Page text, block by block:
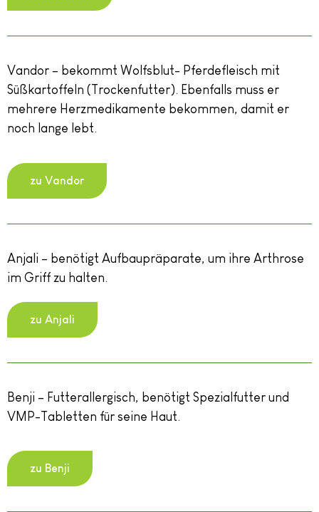
Vandor – bekommt Wolfsblut- Pferdefleisch mit
Süßkartoffeln (Trockenfutter). Ebenfalls muss er
mehrere Herzmedikamente bekommen, damit er
noch lange lebt.
zu Vandor
Anjali – benötigt Aufbaupräparate, um ihre Arthrose
im Griff zu halten.
zu Anjali
Benji – Futterallergisch, benötigt Spezialfutter und
VMP-Tabletten für seine Haut.
zu Benji